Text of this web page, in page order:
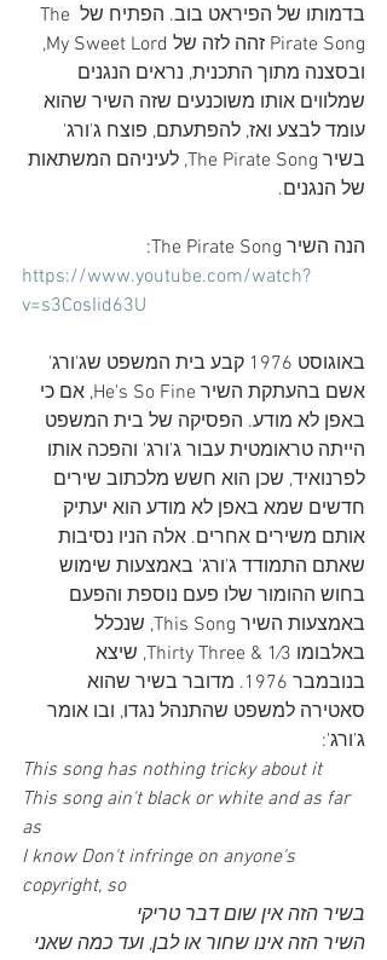
בדמותו של הפיראט בוב. הפתיח של The
Pirate Song זהה לזה של My Sweet Lord,
ובסצנה מתוך התכנית, נראים הנגנים
שמלווים אותו משוכנעים שזה השיר שהוא
עומד לבצע ואז, להפתעתם, פוצח ג'ורג'
בשיר The Pirate Song, לעיניהם המשתאות
של הנגנים.
הנה השיר The Pirate Song:
https://www.youtube.com/watch?
v=s3CosIid63U
באוגוסט 1976 קבע בית המשפט שג'ורג'
אשם בהעתקת השיר He's So Fine, אם כי
באפן לא מודע. הפסיקה של בית המשפט
הייתה טראומטית עבור ג'ורג' והפכה אותו
לפרנואיד, שכן הוא חשש מלכתוב שירים
חדשים שמא באפן לא מודע הוא יעתיק
אותם משירים אחרים. אלה הניו נסיבות
שאתם התמודד ג'ורג' באמצעות שימוש
בחוש ההומור שלו פעם נוספת והפעם
באמצעות השיר This Song, שנכלל
באלבומו Thirty Three & ​1⁄3, שיצא
בנובמבר 1976. מדובר בשיר שהוא
סאטירה למשפט שהתנהל נגדו, ובו אומר
ג'ורג':
This song has nothing tricky about it
This song ain't black or white and as far
as
I know Don't infringe on anyone's
copyright, so
בשיר הזה אין שום דבר טריקי
השיר הזה אינו שחור או לבן, ועד כמה שאני